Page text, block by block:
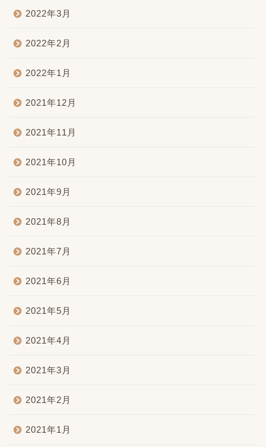
2022年3月
2022年2月
2022年1月
2021年12月
2021年11月
2021年10月
2021年9月
2021年8月
2021年7月
2021年6月
2021年5月
2021年4月
2021年3月
2021年2月
2021年1月